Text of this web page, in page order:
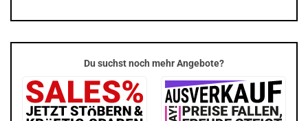
Du suchst noch mehr Angebote?